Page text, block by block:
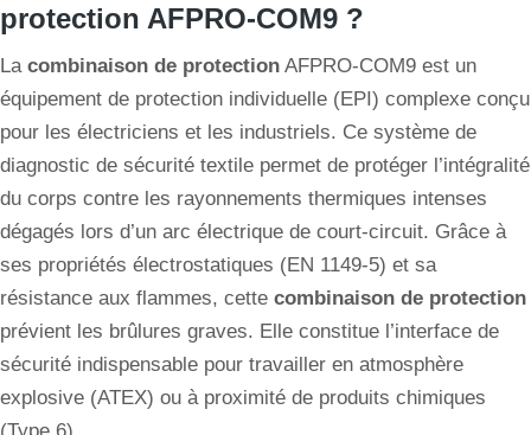
protection AFPRO-COM9 ?
La combinaison de protection AFPRO-COM9 est un
équipement de protection individuelle (EPI) complexe conçu
pour les électriciens et les industriels. Ce système de
diagnostic de sécurité textile permet de protéger l’intégralité
du corps contre les rayonnements thermiques intenses
dégagés lors d’un arc électrique de court-circuit. Grâce à
ses propriétés électrostatiques (EN 1149-5) et sa
résistance aux flammes, cette combinaison de protection
prévient les brûlures graves. Elle constitue l’interface de
sécurité indispensable pour travailler en atmosphère
explosive (ATEX) ou à proximité de produits chimiques
(Type 6).